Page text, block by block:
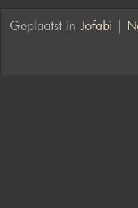
Geplaatst in Jofabi